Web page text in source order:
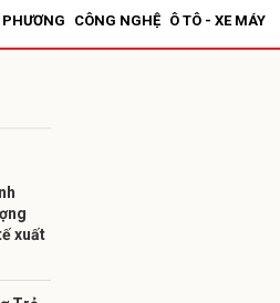
CÔNG NGHỆ Ô TÔ - XE MÁY
xuất